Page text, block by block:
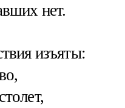
нет.
изъяты: